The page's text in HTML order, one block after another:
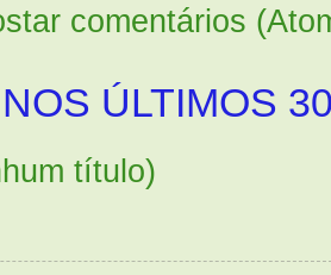
comentários
ÚLTIMOS
título)